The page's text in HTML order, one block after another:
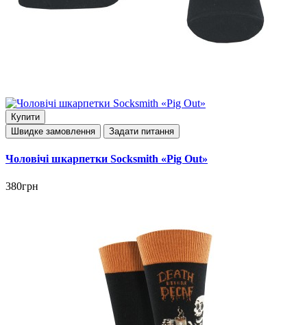
Купити
Швидке замовлення
Задати питання
Чоловічі шкарпетки Socksmith «Pig Out»
380грн